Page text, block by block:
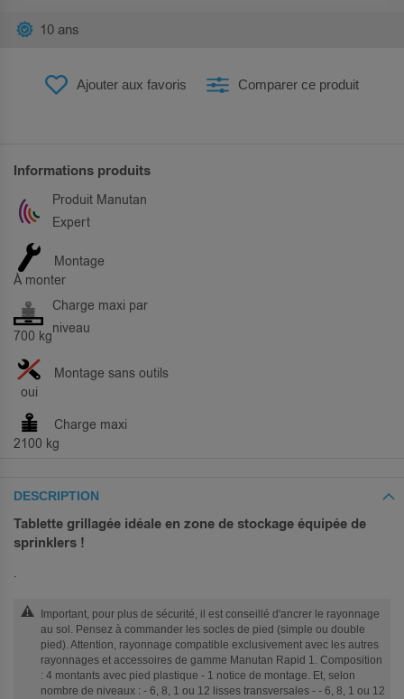
Ajouter aux favoris Comparer ce produit
10 ans
Informations produits
Produit Manutan
Expert
À monter
Montage
700 kg
Charge maxi par
niveau
oui
Montage sans outils
2100 kg
Charge maxi
DESCRIPTION
Tablette grillagée idéale en zone de stockage équipée de
sprinklers !
.
Important, pour plus de sécurité, il est conseillé d'ancrer le rayonnage
au sol. Pensez à commander les socles de pied (simple ou double
pied). Attention, rayonnage compatible exclusivement avec les autres
rayonnages et accessoires de gamme Manutan Rapid 1. Composition
: 4 montants avec pied plastique - 1 notice de montage. Et, selon
nombre de niveaux : - 6, 8, 1 ou 12 lisses transversales - - 6, 8, 1 ou 12